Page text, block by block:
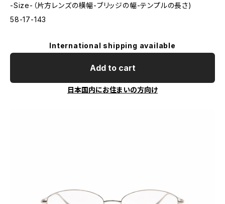
-Size-（片方レンズの横幅-ブリッジの幅-テンプルの長さ)
58-17-143
International shipping available
Add to cart
日本国内にお住まいの方向け